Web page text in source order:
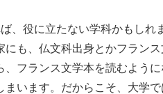
、役に立たない学科かもしれ
も、仏文科出身とかフラン
フランス文学本を読むように
います。だからこそ、大学